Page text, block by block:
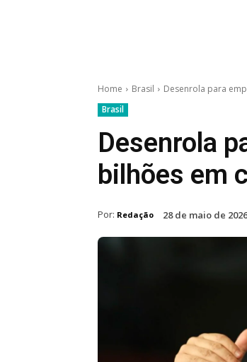
Home Brasil
Desenrola para
Brasil
Desenrola
bilhões em
Por: Redação 28 de maio de 2026